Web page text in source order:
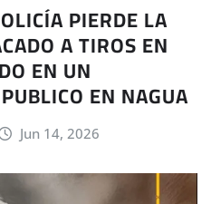
PIERDE LA
A TIROS EN
EN UN
EN NAGUA
Jun 14, 2026